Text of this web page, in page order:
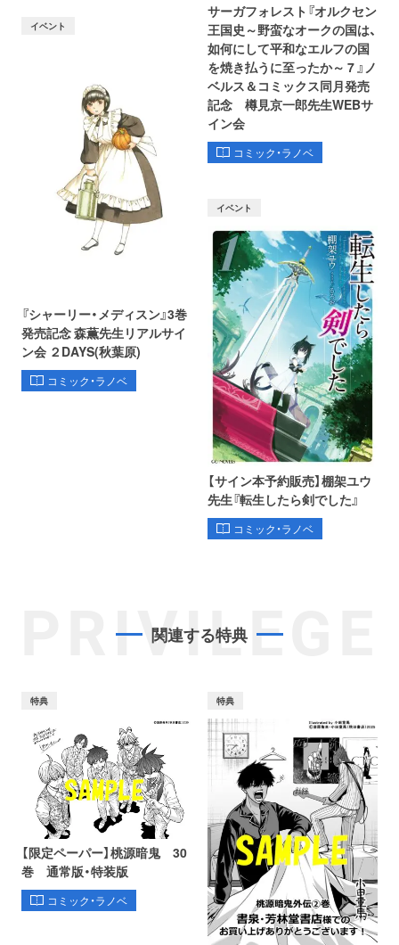
サーガフォレスト『オルクセン
王国史～野蛮なオークの国は、
如何にして平和なエルフの国
を焼き払うに至ったか～ 7 』ノ
ベルス＆コミックス同月発売
記念 樽見京一郎先生WEBサ
イン会
コミック・ラノベ
イベント
『シャーリー・メディスン』3巻
発売記念 森薫先生リアルサイ
ン会 ２DAYS(秋葉原)
コミック・ラノベ
イベント
【サイン本予約販売】棚架ユウ
先生『転生したら剣でした』
コミック・ラノベ
PRIVILEGE
関連する特典
特典
【限定ペーパー】桃源暗鬼 30
巻 通常版・特装版
コミック・ラノベ
特典